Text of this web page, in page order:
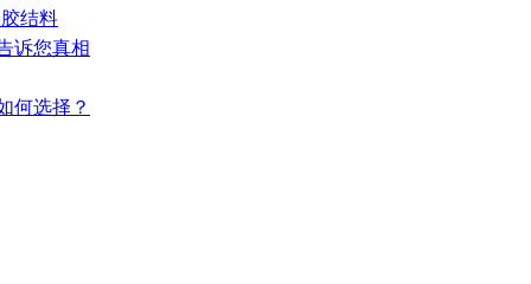
结料
诉您真相
何选择？